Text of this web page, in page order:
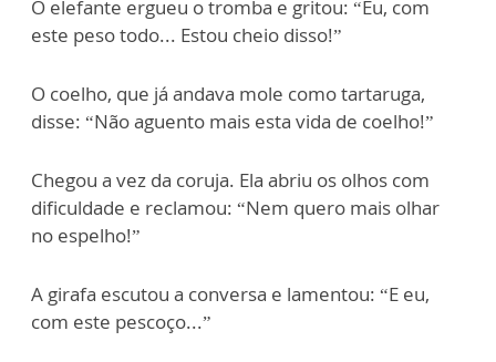
O elefante ergueu o tromba e gritou: “Eu, com
este peso todo... Estou cheio disso!”
O coelho, que já andava mole como tartaruga,
disse: “Não aguento mais esta vida de coelho!”
Chegou a vez da coruja. Ela abriu os olhos com
dificuldade e reclamou: “Nem quero mais olhar
no espelho!”
A girafa escutou a conversa e lamentou: “E eu,
com este pescoço...”